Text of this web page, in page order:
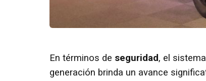
En términos de seguridad, el
generación brinda un avance